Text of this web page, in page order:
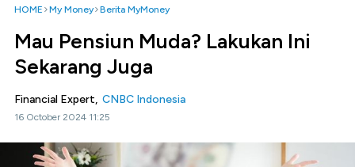
HOME My Money Berita MyMoney
Mau Pensiun Muda? Lakukan Ini
Sekarang Juga
Financial Expert, CNBC Indonesia
16 October 2024 11:25